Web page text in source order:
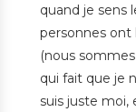
quand je sens
personnes
(nous
qui fait que je
suis juste moi,